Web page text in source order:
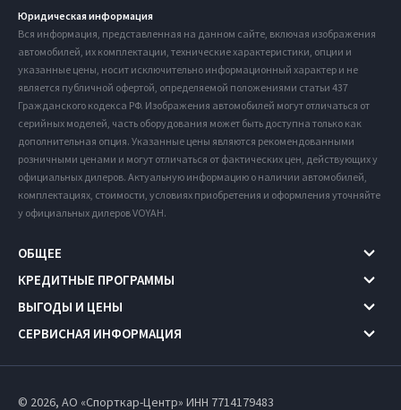
Юридическая информация
Вся информация, представленная на данном сайте, включая изображения
автомобилей, их комплектации, технические характеристики, опции и
указанные цены, носит исключительно информационный характер и не
является публичной офертой, определяемой положениями статьи 437
Гражданского кодекса РФ. Изображения автомобилей могут отличаться от
серийных моделей, часть оборудования может быть доступна только как
дополнительная опция. Указанные цены являются рекомендованными
розничными ценами и могут отличаться от фактических цен, действующих у
официальных дилеров. Актуальную информацию о наличии автомобилей,
комплектациях, стоимости, условиях приобретения и оформления уточняйте
у официальных дилеров VOYAH.
ОБЩЕЕ
КРЕДИТНЫЕ ПРОГРАММЫ
ВЫГОДЫ И ЦЕНЫ
СЕРВИСНАЯ ИНФОРМАЦИЯ
© 2026, АО «Спорткар-Центр» ИНН 7714179483